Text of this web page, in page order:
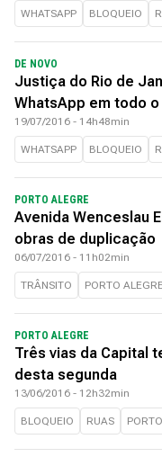
WHATSAPP BLOQUEIO
DE NOVO
Justiça do Rio de
WhatsApp em todo o
19/07/2016 - 14h48min
WHATSAPP BLOQUEIO
PORTO ALEGRE
Avenida Wenceslau
obras de duplicação
06/07/2016 - 11h02min
TRÂNSITO PORTO
PORTO ALEGRE
Três vias da Capital
desta segunda
13/06/2016 - 12h32min
BLOQUEIO RUAS